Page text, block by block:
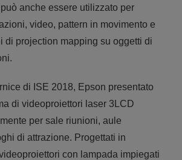
anche essere utilizzato per
video, pattern in movimento e
di projection mapping su oggetti di
di ISE 2018, Epson presentato
di videoproiettori laser 3LCD
per sale riunioni, aule
di attrazione. Progettati in
con lampada impiegati